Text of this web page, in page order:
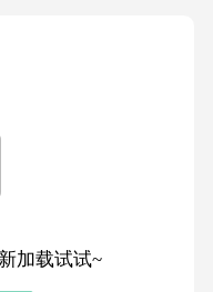
加载试试~